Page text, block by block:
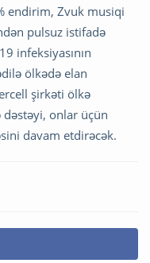
endirim, Zvuk musiqi
pulsuz istifadə
infeksiyasının
ölkədə elan
şirkəti ölkə
dəstəyi, onlar üçün
davam etdirəcək.